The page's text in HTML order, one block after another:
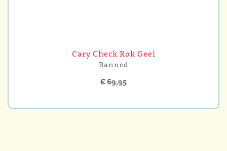
Cary Check Rok Geel
Banned
€ 69,95